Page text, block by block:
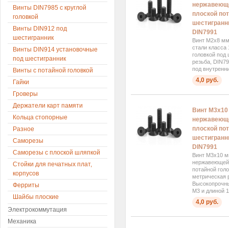
плоской
DIN7991
Винт М2x8
стали класса
головкой под
резьба,
под
4,0 руб.
Винт
плоской
DIN7991
Винт М3x10
нержавеющей
потайной
метрическая
М3 и длиной
4,0 руб.
Винты DIN7985 с круглой
головкой
Винты DIN912 под
шестигранник
Винты DIN914 установочные
под шестигранник
Винты с потайной головкой
Гайки
Гроверы
Держатели карт памяти
Кольца стопорные
Разное
Саморезы
Саморезы с плоской шляпкой
Стойки для печатных плат,
корпусов
Ферриты
Шайбы плоские
Электрокоммутация
Механика